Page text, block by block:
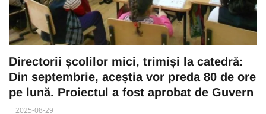
Directorii școlilor mici, trimiși la catedră:
Din septembrie, aceștia vor preda 80 de ore
pe lună. Proiectul a fost aprobat de Guvern
2025-08-29